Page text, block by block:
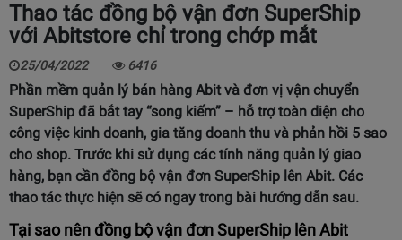
Thao tác đồng bộ vận đơn SuperShip
với Abitstore chỉ trong chớp mắt
25/04/2022 6416
Phần mềm quản lý bán hàng Abit và đơn vị vận chuyển
SuperShip đã bắt tay “song kiếm” – hỗ trợ toàn diện cho
công việc kinh doanh, gia tăng doanh thu và phản hồi 5 sao
cho shop. Trước khi sử dụng các tính năng quản lý giao
hàng, bạn cần đồng bộ vận đơn SuperShip lên Abit. Các
thao tác thực hiện sẽ có ngay trong bài hướng dẫn sau.
Tại sao nên đồng bộ vận đơn SuperShip lên Abit